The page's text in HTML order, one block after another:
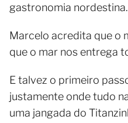
gastronomia nordestina.
Marcelo acredita que o
que o mar nos entrega
E talvez o primeiro
justamente onde tudo
uma jangada do